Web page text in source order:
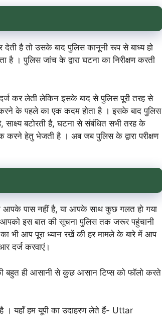
देती है तो उसके बाद पुलिस कानूनी रूप से बाध्य हो
। पुलिस जांच के द्वारा घटना का निरीक्षण करती
कर लेती लेकिन इसके बाद से पुलिस पूरी तरह से
करने के पहले का एक कदम होता है । इसके बाद पुलिस
साक्ष्य बटोरती है, घटना से संबंधित सभी तरह के
हेतु भेजती है । अब जब पुलिस के द्वारा परीक्षण
आपके पास नहीं है, या आपके साथ कुछ गलत हो गया
आपको इस बात की सूचना पुलिस तक जरूर पहुंचानी
भी आप पूरा ध्यान रखें की हर मामले के बारे में आप
दर्ज करवाएं।
ही आसानी से कुछ आसान टिप्स को फॉलो करते
यहाँ हम यूपी का उदाहरण लेते हैं- Uttar